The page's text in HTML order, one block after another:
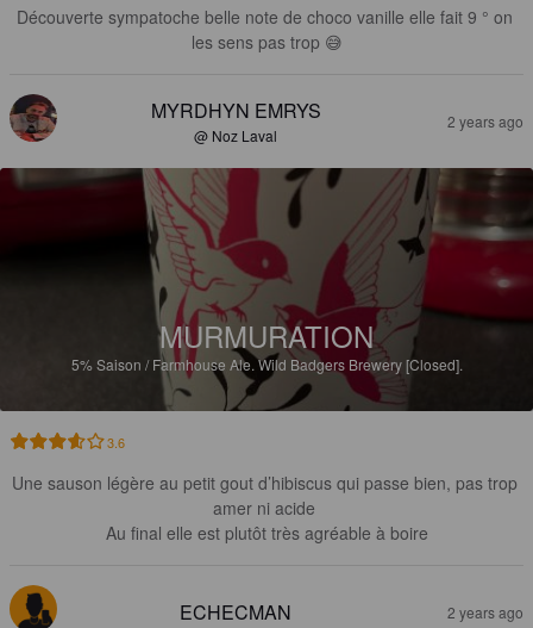
Découverte sympatoche belle note de choco vanille elle fait 9 ° on
les sens pas trop 😅
MYRDHYN EMRYS
@ Noz Laval
2 years ago
MURMURATION
5% Saison / Farmhouse Ale.Wild Badgers Brewery [Closed].
3.6
Une sauson légère au petit gout d’hibiscus qui passe bien, pas trop
amer ni acide
Au final elle est plutôt très agréable à boire
ECHECMAN 2 years ago